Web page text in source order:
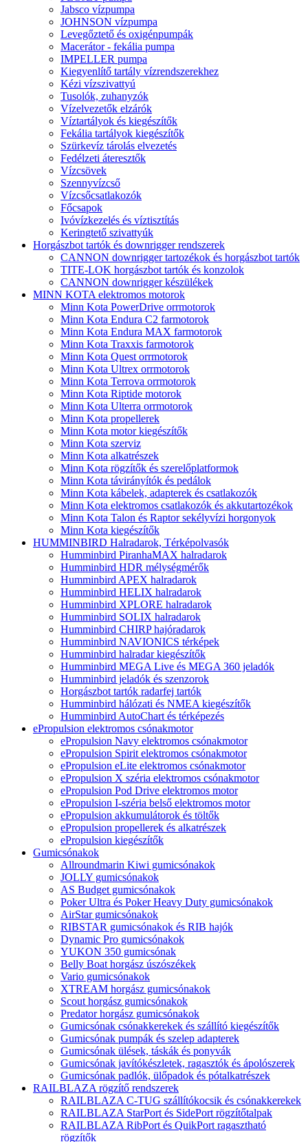
Jabsco vízpumpa
JOHNSON vízpumpa
Levegőztető és oxigénpumpák
Macerátor - fekália pumpa
IMPELLER pumpa
Kiegyenlítő tartály vízrendszerekhez
Kézi vízszivattyú
Tusolók, zuhanyzók
Vízelvezetők elzárók
Víztartályok és kiegészítők
Fekália tartályok kiegészítők
Szürkevíz tárolás elvezetés
Fedélzeti áteresztők
Vízcsövek
Szennyvízcső
Vízcsőcsatlakozók
Főcsapok
Ivóvízkezelés és víztisztítás
Keringtető szivattyúk
Horgászbot tartók és downrigger rendszerek
CANNON downrigger tartozékok és horgászbot tartók
TITE-LOK horgászbot tartók és konzolok
CANNON downrigger készülékek
MINN KOTA elektromos motorok
Minn Kota PowerDrive orrmotorok
Minn Kota Endura C2 farmotorok
Minn Kota Endura MAX farmotorok
Minn Kota Traxxis farmotorok
Minn Kota Quest orrmotorok
Minn Kota Ultrex orrmotorok
Minn Kota Terrova orrmotorok
Minn Kota Riptide motorok
Minn Kota Ulterra orrmotorok
Minn Kota propellerek
Minn Kota motor kiegészítők
Minn Kota szerviz
Minn Kota alkatrészek
Minn Kota rögzítők és szerelőplatformok
Minn Kota távirányítók és pedálok
Minn Kota kábelek, adapterek és csatlakozók
Minn Kota elektromos csatlakozók és akkutartozékok
Minn Kota Talon és Raptor sekélyvízi horgonyok
Minn Kota kiegészítők
HUMMINBIRD Halradarok, Térképolvasók
Humminbird PiranhaMAX halradarok
Humminbird HDR mélységmérők
Humminbird APEX halradarok
Humminbird HELIX halradarok
Humminbird XPLORE halradarok
Humminbird SOLIX halradarok
Humminbird CHIRP hajóradarok
Humminbird NAVIONICS térképek
Humminbird halradar kiegészítők
Humminbird MEGA Live és MEGA 360 jeladók
Humminbird jeladók és szenzorok
Horgászbot tartók radarfej tartók
Humminbird hálózati és NMEA kiegészítők
Humminbird AutoChart és térképezés
ePropulsion elektromos csónakmotor
ePropulsion Navy elektromos csónakmotor
ePropulsion Spirit elektromos csónakmotor
ePropulsion eLite elektromos csónakmotor
ePropulsion X széria elektromos csónakmotor
ePropulsion Pod Drive elektromos motor
ePropulsion I-széria belső elektromos motor
ePropulsion akkumulátorok és töltők
ePropulsion propellerek és alkatrészek
ePropulsion kiegészítők
Gumicsónakok
Allroundmarin Kiwi gumicsónakok
JOLLY gumicsónakok
AS Budget gumicsónakok
Poker Ultra és Poker Heavy Duty gumicsónakok
AirStar gumicsónakok
RIBSTAR gumicsónakok és RIB hajók
Dynamic Pro gumicsónakok
YUKON 350 gumicsónak
Belly Boat horgász úszószékek
Vario gumicsónakok
XTREAM horgász gumicsónakok
Scout horgász gumicsónakok
Predator horgász gumicsónakok
Gumicsónak csónakkerekek és szállító kiegészítők
Gumicsónak pumpák és szelep adapterek
Gumicsónak ülések, táskák és ponyvák
Gumicsónak javítókészletek, ragasztók és ápolószerek
Gumicsónak padlók, ülőpadok és pótalkatrészek
RAILBLAZA rögzítő rendszerek
RAILBLAZA C-TUG szállítókocsik és csónakkerekek
RAILBLAZA StarPort és SidePort rögzítőtalpak
RAILBLAZA RibPort és QuikPort ragasztható
rögzítők